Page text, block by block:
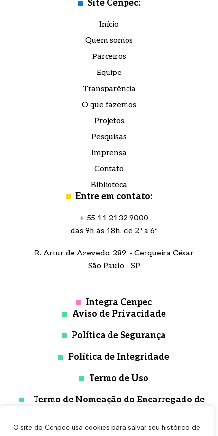
O site do Cenpec usa cookies para salvar seu histórico de
Campos com * são obrigatórios.
Eu concordo em receber comunicações e estou
política de privacidade.
Campos com * são obrigatórios.
Eu concordo em receber comunicações e estou
política de privacidade.
Site Cenpec:
Início
Quem somos
Parceiros
Equipe
Transparência
O que fazemos
Projetos
Pesquisas
Imprensa
Contato
Biblioteca
Entre em contato:
+ 55 11 2132 9000
das 9h às 18h, de 2ª a 6ª
R. Artur de Azevedo, 289, - Cerqueira César
São Paulo - SP
Integra Cenpec
Aviso de Privacidade
Política de Segurança
Política de Integridade
Termo de Uso
Termo de Nomeação do Encarregado de